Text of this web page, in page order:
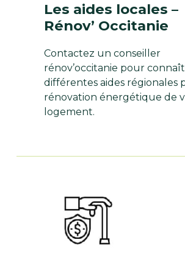
Les aides locales –
Rénov’ Occitanie
Contactez un conseiller
rénov’occitanie pour
différentes aides régionales
rénovation énergétique de
logement.